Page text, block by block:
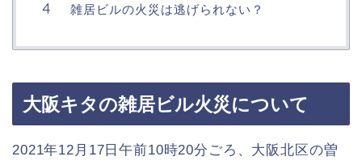
雑居ビルの火災は逃げられない？
大阪キタの雑居ビル火災について
2021年12月17日午前10時20分ごろ、大阪北区の曽